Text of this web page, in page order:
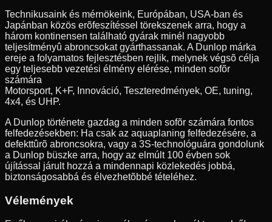
Technikusaink és mérnökeink, Európában, USA-ban és
Japánban közös erõfeszítéssel törekszenek arra, hogy a
három kontinensen található gyárak minél nagyobb
teljesítményû abroncsokat gyárthassanak. A Dunlop márka
ereje a folyamatos fejlesztésben rejlik, melynek végsõ célja
egy teljesebb vezetési élmény elérése, minden sofõr
számára
Motorsport, K+F, Innováció, Teszteredmények, OE, tuning,
4x4, és UHP.
A Dunlop története gazdag a minden sofõr számára fontos
felfedezésekben: Ha csak az aquaplaning felfedezésére, a
defekttûrõ abroncsokra, vagy a 3S-technológuára gondolunk
a Dunlop büszke arra, hogy az elmúlt 100 évben sok
újítással járult hozzá a mindennapi közlekedés jobbá,
biztonságosabbá és élvezhetõbbé tételéhez.
Vélemények